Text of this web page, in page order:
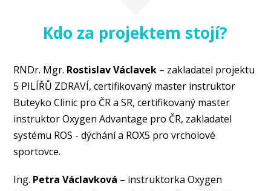
Kdo za projektem stojí?
RNDr. Mgr. Rostislav Václavek – zakladatel projektu
5 PILÍŘŮ ZDRAVÍ, certifikovaný master instruktor
Buteyko Clinic pro ČR a SR, certifikovaný master
instruktor Oxygen Advantage pro ČR, zakladatel
systému ROS - dýchání a ROX5 pro vrcholové
sportovce.
Ing. Petra Václavková – instruktorka Oxygen